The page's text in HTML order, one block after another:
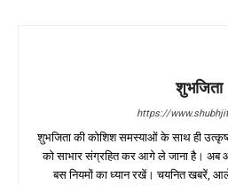
शुभजिता
https://
शुभजिता की कोशिश समस्याओं के साथ ही
को साभार संग्रहित कर आगे ले जाना है। अब
बस नियमों का ध्यान रखें। चयनित खबरें,